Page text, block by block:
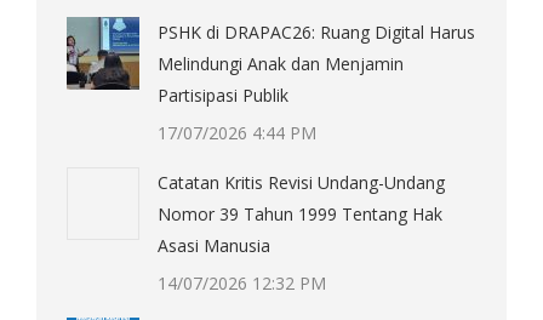
PSHK di DRAPAC26: Ruang Digital Harus
Melindungi Anak dan Menjamin
Partisipasi Publik
17/07/2026 4:44 PM
Catatan Kritis Revisi Undang-Undang
Nomor 39 Tahun 1999 Tentang Hak
Asasi Manusia
14/07/2026 12:32 PM